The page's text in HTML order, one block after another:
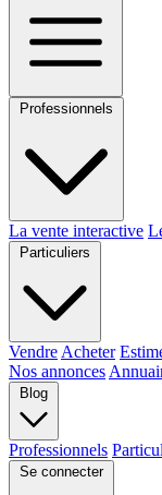
Professionnels
La vente interactive
Particuliers
Vendre Acheter
Nos annonces
Blog
Professionnels
Se connecter